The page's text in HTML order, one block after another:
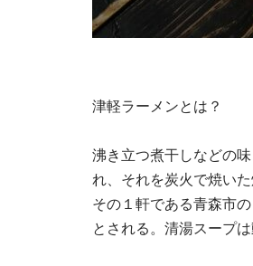
津軽ラーメンとは？
沸き立つ煮干しなどの
れ、それを炭火で焼い
その１軒である青森市
とされる。清湯スープ